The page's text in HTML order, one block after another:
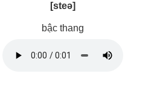
[steə]
bậc thang